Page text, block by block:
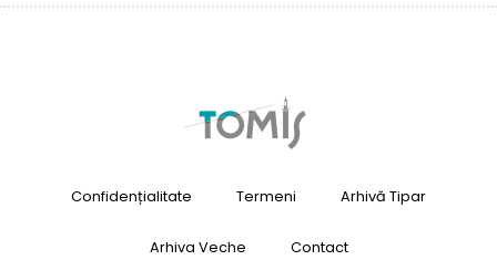
Confidențialitate Termeni Arhivă Tipar
Arhiva Veche Contact